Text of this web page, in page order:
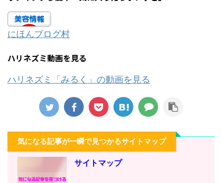
にほんブログ村
ハリネズミ動画を見る
ハリネズミ「みるく」の動画を見る
気になる記事が一瞬で見つかるサイトマップ
サイトマップ